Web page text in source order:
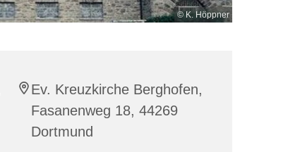
© K. Höppner
Ev. Kreuzkirche Berghofen,
Fasanenweg 18, 44269
Dortmund